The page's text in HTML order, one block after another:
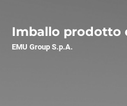
Imballo prodotto
EMU Group S.p.A.